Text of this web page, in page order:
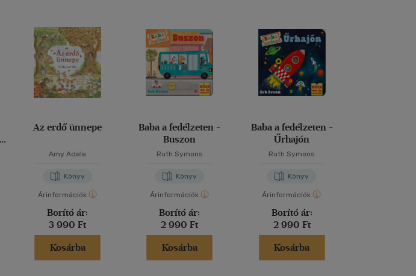
Az erdő ünnepe
Amy Adele
Könyv
Árinformációk
Borító ár:
3 990 Ft
Kosárba
Baba a fedélzeten -
Buszon
Ruth Symons
Könyv
Árinformációk
Borító ár:
2 990 Ft
Kosárba
Baba a fedélzeten -
Űrhajón
Ruth Symons
Könyv
Árinformációk
Borító ár:
2 990 Ft
Kosárba